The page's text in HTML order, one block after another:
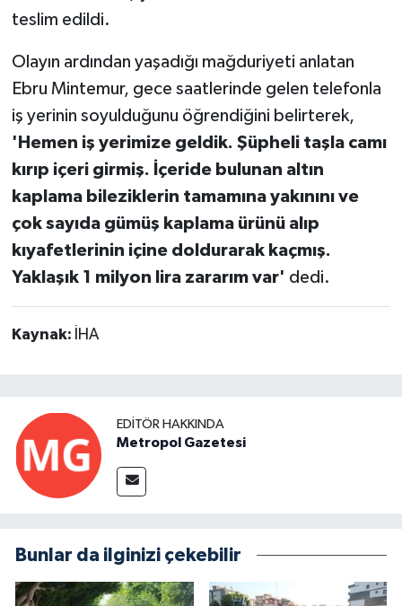
teslim edildi.
Olayın ardından yaşadığı mağduriyeti anlatan
Ebru Mintemur, gece saatlerinde gelen telefonla
iş yerinin soyulduğunu öğrendiğini belirterek,
'Hemen iş yerimize geldik. Şüpheli taşla camı
kırıp içeri girmiş. İçeride bulunan altın
kaplama bileziklerin tamamına yakınını ve
çok sayıda gümüş kaplama ürünü alıp
kıyafetlerinin içine doldurarak kaçmış.
Yaklaşık 1 milyon lira zararım var' dedi.
Kaynak: İHA
EDITÖR HAKKINDA
Metropol Gazetesi
Bunlar da ilginizi çekebilir